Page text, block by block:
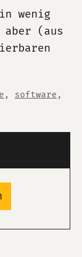
wenig
(aus
, software ,